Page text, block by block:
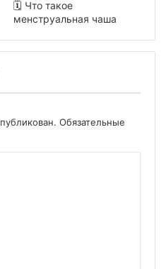
🗓 Что такое
менструальная чаша
Обязательные